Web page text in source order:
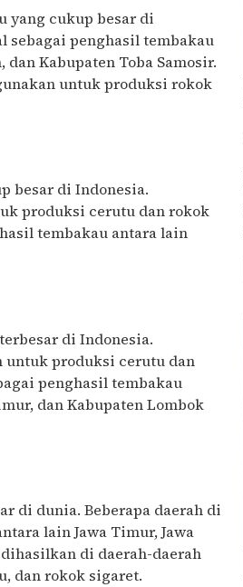
yang cukup besar di
sebagai penghasil tembakau
Kabupaten Toba Samosir.
untuk produksi rokok
besar di Indonesia.
produksi cerutu dan rokok
tembakau antara lain
di Indonesia.
untuk produksi cerutu dan
penghasil tembakau
dan Kabupaten Lombok
di dunia. Beberapa daerah di
lain Jawa Timur, Jawa
di daerah-daerah
dan rokok sigaret.